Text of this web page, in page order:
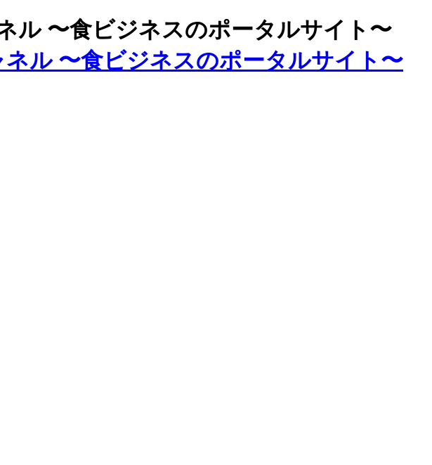
ル 〜食ビジネスのポータルサイト〜